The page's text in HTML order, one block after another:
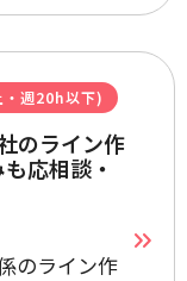
週20h以下)
のライン作
応相談・
のライン作